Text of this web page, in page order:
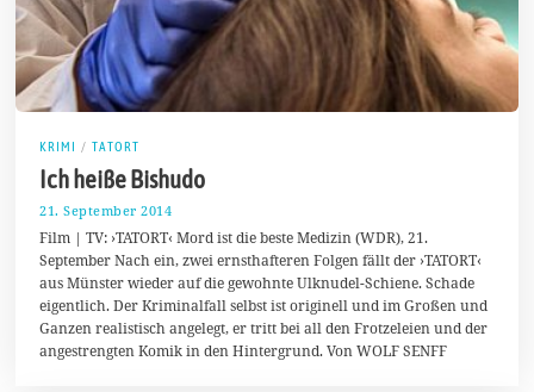
KRIMI / TATORT
Ich heiße Bishudo
21. September 2014
1
S
e
p
e
m
Film | TV: ›TATORT‹ Mord ist die beste Medizin (WDR), 21.
September Nach ein, zwei ernsthafteren Folgen fällt der ›TATORT‹
aus Münster wieder auf die gewohnte Ulknudel-Schiene. Schade
eigentlich. Der Kriminalfall selbst ist originell und im Großen und
Ganzen realistisch angelegt, er tritt bei all den Frotzeleien und der
angestrengten Komik in den Hintergrund. Von WOLF SENFF